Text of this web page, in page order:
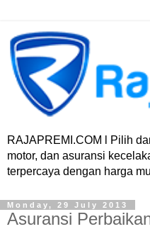
RAJAPREMI.COM l Pilih
motor, dan asuransi
terpercaya dengan harga
Monday, 29 July 2013
Asuransi